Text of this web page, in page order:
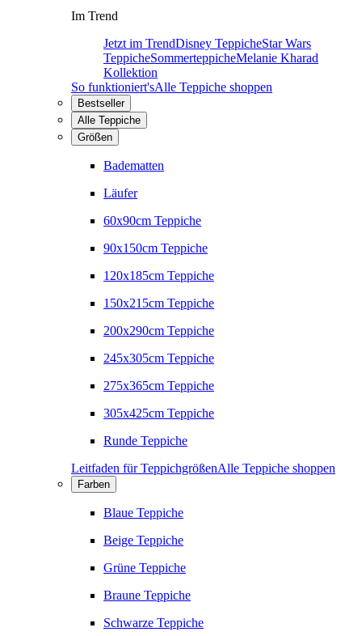
Im Trend
Jetzt im TrendDisney TeppicheStar Wars
TeppicheSommerteppicheMelanie Kharad
Kollektion
So funktioniert'sAlle Teppiche shoppen
Bestseller
Alle Teppiche
Größen
Badematten
Läufer
60x90cm Teppiche
90x150cm Teppiche
120x185cm Teppiche
150x215cm Teppiche
200x290cm Teppiche
245x305cm Teppiche
275x365cm Teppiche
305x425cm Teppiche
Runde Teppiche
Leitfaden für TeppichgrößenAlle Teppiche shoppen
Farben
Blaue Teppiche
Beige Teppiche
Grüne Teppiche
Braune Teppiche
Schwarze Teppiche